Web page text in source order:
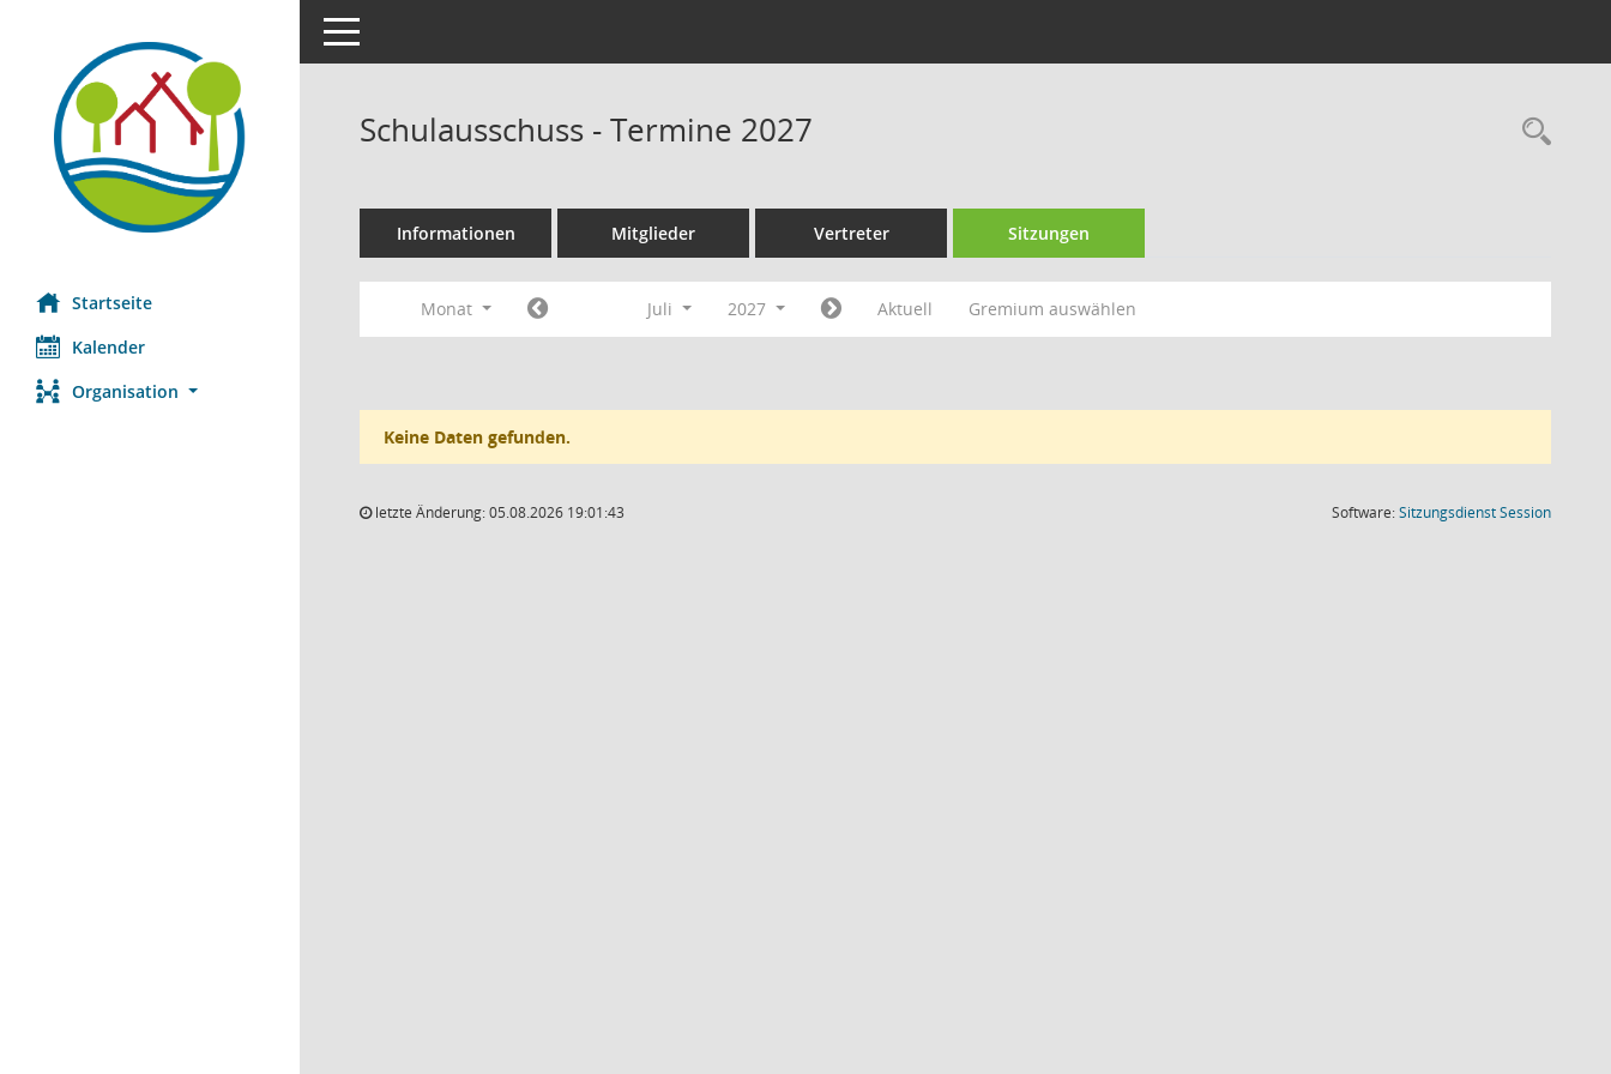
Startseite
Kalender
Organisation
Toggle navigation
Schulausschuss - Termine 2027
Informationen Mitglieder Vertreter Sitzungen
Monat Juli 2027 Aktuell Gremium auswählen
Keine Daten gefunden.
letzte Änderung: 05.08.2026 19:01:43 Software:SitzungsdienstSession(Wird in